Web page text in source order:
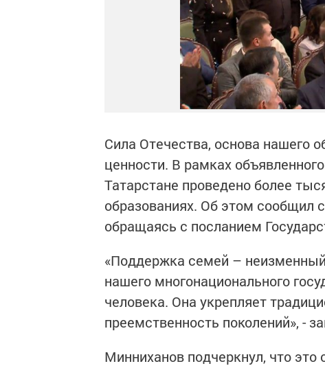
Сила Отечества, основа нашего
ценности. В рамках
Татарстане проведено более
образованиях. Об этом сообщил
обращаясь с посланием
«Поддержка семей –
нашего многонационального
человека. Она укрепляет
преемственность поколений», -
Минниханов подчеркнул, что